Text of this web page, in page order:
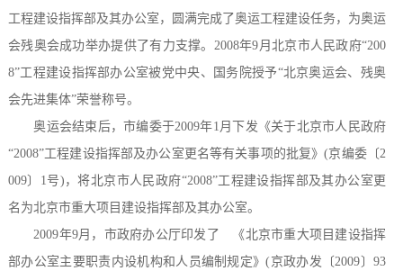
工程建设指挥部及其办公室，圆满完成了奥运工程建设任务，为奥运
会残奥会成功举办提供了有力支撑。2008年9月北京市人民政府“200
8”工程建设指挥部办公室被党中央、国务院授予“北京奥运会、残奥
会先进集体”荣誉称号。
奥运会结束后，市编委于2009年1月下发《关于北京市人民政府
“2008”工程建设指挥部及办公室更名等有关事项的批复》(京编委〔2
009〕1号)，将北京市人民政府“2008”工程建设指挥部及其办公室更
名为北京市重大项目建设指挥部及其办公室。
2009年9月，市政府办公厅印发了 《北京市重大项目建设指挥
部办公室主要职责内设机构和人员编制规定》(京政办发〔2009〕93